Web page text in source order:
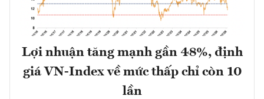
Lợi nhuận tăng mạnh gần 48%, định
giá VN-Index về mức thấp chỉ còn 10
lần